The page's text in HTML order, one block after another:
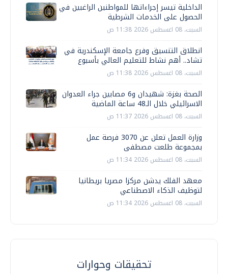
الداخلية تيسر إجراءاتها للمواطنين الراغبين في
الحصول على الخدمات الشرطية
السبت، 08 اغسطس 2026 11:38 ص
انطلاق التنسيق وفرع جامعة الإسكندرية في
تشاد.. أهم نشاط للتعليم العالي بأسبوع
السبت، 08 اغسطس 2026 11:38 ص
الصحة بغزة: شهيدان و6 مصابين جراء العدوان
الاسرائيلي خلال الـ48 ساعة الماضية
السبت، 08 اغسطس 2026 11:37 ص
وزارة العمل تعلن عن 3070 فرصة عمل
بمجموعة طلعت مصطفى
السبت، 08 اغسطس 2026 11:34 ص
معهد الفلك يدشن مركزا مصريا بريطانيا
لتوظيف الذكاء الاصطناعي
السبت، 08 اغسطس 2026 11:34 ص
تحقيقات وحوارات